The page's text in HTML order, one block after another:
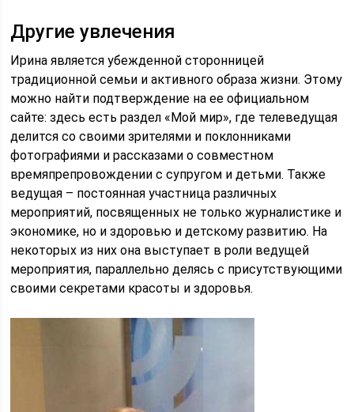
Другие увлечения
Ирина является убежденной сторонницей
традиционной семьи и активного образа жизни. Этому
можно найти подтверждение на ее официальном
сайте: здесь есть раздел «Мой мир», где телеведущая
делится со своими зрителями и поклонниками
фотографиями и рассказами о совместном
времяпрепровождении с супругом и детьми. Также
ведущая – постоянная участница различных
мероприятий, посвященных не только журналистике и
экономике, но и здоровью и детскому развитию. На
некоторых из них она выступает в роли ведущей
мероприятия, параллельно делясь с присутствующими
своими секретами красоты и здоровья.